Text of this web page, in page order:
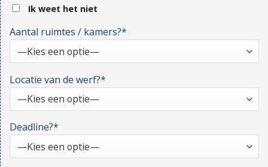
Ik weet het niet
Aantal ruimtes / kamers?*
Locatie van de werf?*
Deadline?*